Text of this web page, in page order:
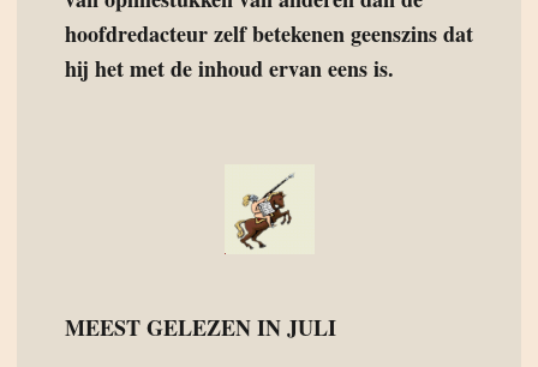
hoofdredacteur zelf betekenen geenszins dat
hij het met de inhoud ervan eens is.
MEEST GELEZEN IN JULI